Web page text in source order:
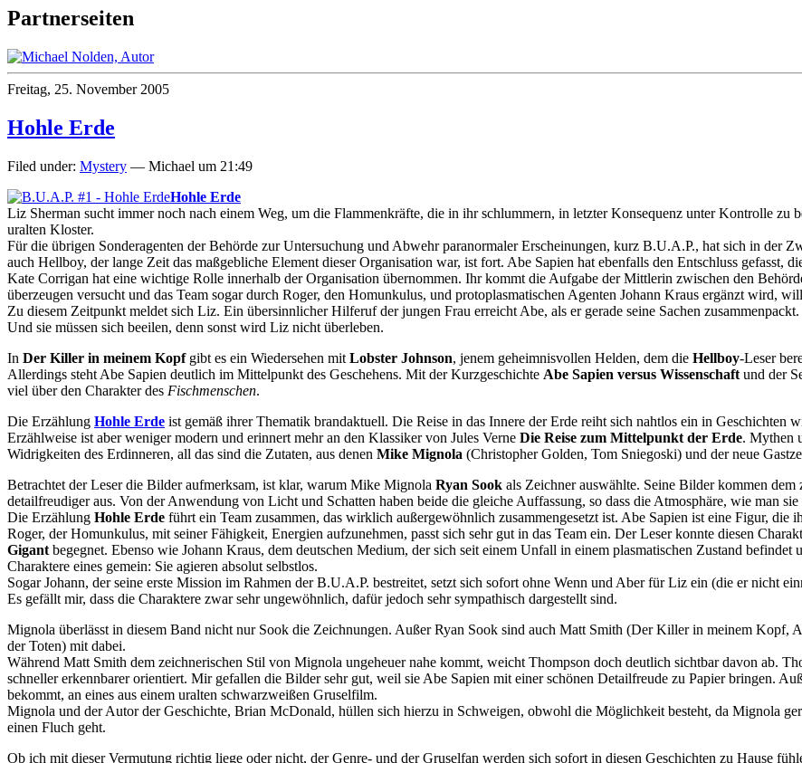
Partnerseiten
Freitag, 25. November 2005
Hohle Erde
Filed under: Mystery — Michael um 21:49
Hohle Erde
Liz Sherman sucht immer noch nach einem Weg, um die Flammenkräfte, die in ihr schlummern, in letzter Konsequenz unter Kontrolle
uralten Kloster.
Für die übrigen Sonderagenten der Behörde zur Untersuchung und Abwehr paranormaler Erscheinungen, kurz B.U.A.P., hat sich in der
auch Hellboy, der lange Zeit das maßgebliche Element dieser Organisation war, ist fort. Abe Sapien hat ebenfalls den Entschluss gefasst,
Kate Corrigan hat eine wichtige Rolle innerhalb der Organisation übernommen. Ihr kommt die Aufgabe der Mittlerin zwischen den
überzeugen versucht und das Team sogar durch Roger, den Homunkulus, und protoplasmatischen Agenten Johann Kraus ergänzt wird,
Zu diesem Zeitpunkt meldet sich Liz. Ein übersinnlicher Hilferuf der jungen Frau erreicht Abe, als er gerade seine Sachen
Und sie müssen sich beeilen, denn sonst wird Liz nicht überleben.
In Der Killer in meinem Kopfgibt es ein Wiedersehen mit Lobster Johnson, jenem geheimnisvollen Helden, dem die Hellboy-Leser
Allerdings steht Abe Sapien deutlich im Mittelpunkt des Geschehens. Mit der Kurzgeschichte Abe Sapien versus Wissenschaft und der
viel über den Charakter des Fischmenschen.
Die Erzählung Hohle Erde ist gemäß ihrer Thematik brandaktuell. Die Reise in das Innere der Erde reiht sich nahtlos ein in Geschichten
Erzählweise ist aber weniger modern und erinnert mehr an den Klassiker von Jules Verne Die Reise zum Mittelpunkt der Erde. Mythen
Widrigkeiten des Erdinneren, all das sind die Zutaten, aus denen Mike Mignola (Christopher Golden, Tom Sniegoski) und der neue
Betrachtet der Leser die Bilder aufmerksam, ist klar, warum Mike Mignola Ryan Sook als Zeichner auswählte. Seine Bilder kommen
detailfreudiger aus. Von der Anwendung von Licht und Schatten haben beide die gleiche Auffassung, so dass die Atmosphäre, wie man
Die Erzählung Hohle Erde führt ein Team zusammen, das wirklich außergewöhnlich zusammengesetzt ist. Abe Sapien ist eine Figur, die
Roger, der Homunkulus, mit seiner Fähigkeit, Energien aufzunehmen, passt sich sehr gut in das Team ein. Der Leser konnte diesen
Gigant begegnet. Ebenso wie Johann Kraus, dem deutschen Medium, der sich seit einem Unfall in einem plasmatischen Zustand
Charaktere eines gemein: Sie agieren absolut selbstlos.
Sogar Johann, der seine erste Mission im Rahmen der B.U.A.P. bestreitet, setzt sich sofort ohne Wenn und Aber für Liz ein (die er nicht
Es gefällt mir, dass die Charaktere zwar sehr ungewöhnlich, dafür jedoch sehr sympathisch dargestellt sind.
Mignola überlässt in diesem Band nicht nur Sook die Zeichnungen. Außer Ryan Sook sind auch Matt Smith (Der Killer in meinem Kopf,
der Toten) mit dabei.
Während Matt Smith dem zeichnerischen Stil von Mignola ungeheuer nahe kommt, weicht Thompson doch deutlich sichtbar davon ab.
schneller erkennbarer orientiert. Mir gefallen die Bilder sehr gut, weil sie Abe Sapien mit einer schönen Detailfreude zu Papier bringen.
bekommt, an eines aus einem uralten schwarzweißen Gruselfilm.
Mignola und der Autor der Geschichte, Brian McDonald, hüllen sich hierzu in Schweigen, obwohl die Möglichkeit besteht, da Mignola
einen Fluch geht.
Ob ich mit dieser Vermutung richtig liege oder nicht, der Genre- und der Gruselfan werden sich sofort in diesen Geschichten zu Hause